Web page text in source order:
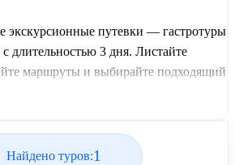
экскурсионные путевки — гастротуры
длительностью 3 дня. Листайте
маршруты и выбирайте подходящий
Найдено туров:1